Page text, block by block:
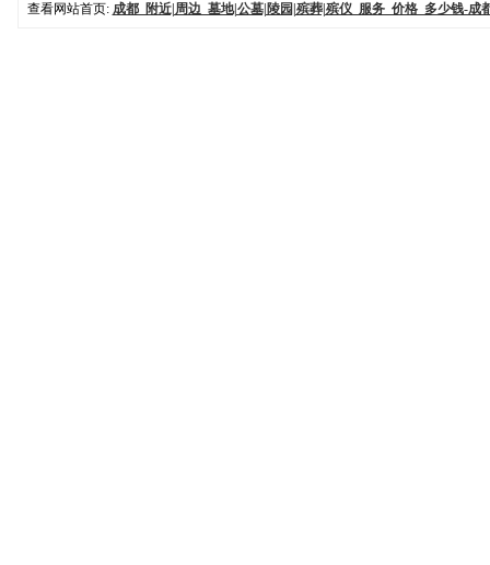
查看网站首页: 成都_附近|周边_墓地|公墓|陵园|殡葬|殡仪_服务_价格_多少钱-成